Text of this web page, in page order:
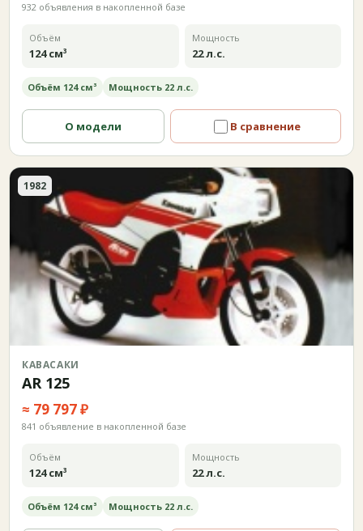
932 объявления в накопленной базе
Объём
124 см³
Мощность
22 л.с.
Объём 124 см³ Мощность 22 л.с.
О модели В сравнение
1982
КАВАСАКИ
AR 125
≈ 79 797 ₽
841 объявление в накопленной базе
Объём
124 см³
Мощность
22 л.с.
Объём 124 см³ Мощность 22 л.с.